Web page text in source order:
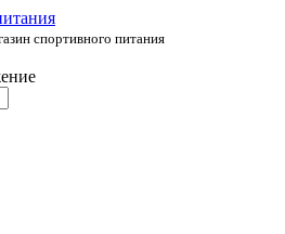
спортивного питания